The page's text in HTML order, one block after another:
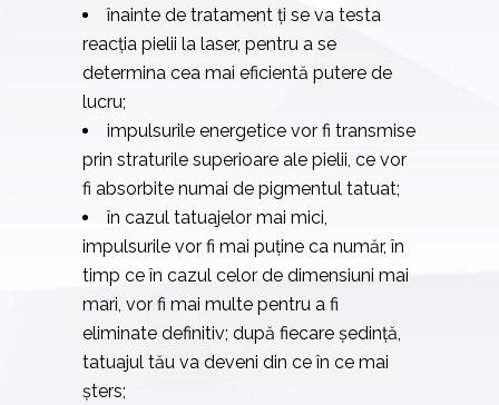
înainte de tratament ți se va testa
reacția pielii la laser, pentru a se
determina cea mai eficientă putere de
lucru;
impulsurile energetice vor fi transmise
prin straturile superioare ale pielii, ce vor
fi absorbite numai de pigmentul tatuat;
în cazul tatuajelor mai mici,
impulsurile vor fi mai puține ca număr, în
timp ce în cazul celor de dimensiuni mai
mari, vor fi mai multe pentru a fi
eliminate definitiv; după fiecare ședință,
tatuajul tău va deveni din ce în ce mai
șters;